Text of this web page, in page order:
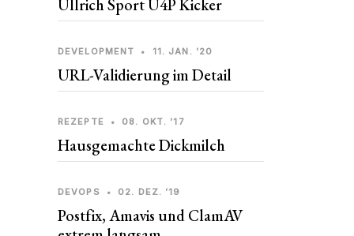
Ullrich Sport U4P Kicker
DEVELOPMENT • 11. JAN. ’20
URL-Validierung im Detail
REZEPTE • 08. OKT. ’17
Hausgemachte Dickmilch
DEVOPS • 02. DEZ. ’19
Postfix, Amavis und ClamAV